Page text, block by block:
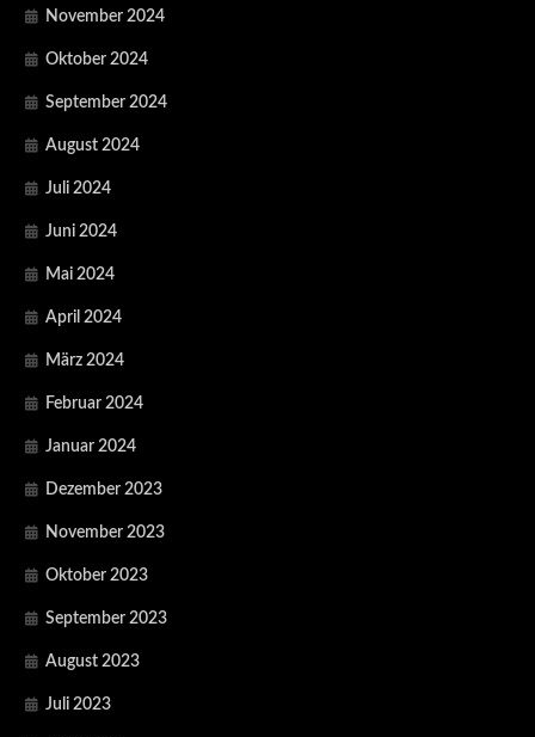
November 2024
Oktober 2024
September 2024
August 2024
Juli 2024
Juni 2024
Mai 2024
April 2024
März 2024
Februar 2024
Januar 2024
Dezember 2023
November 2023
Oktober 2023
September 2023
August 2023
Juli 2023